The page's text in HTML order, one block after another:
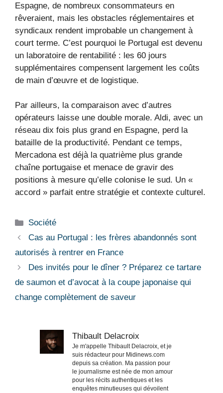
Espagne, de nombreux consommateurs en
rêveraient, mais les obstacles réglementaires et
syndicaux rendent improbable un changement à
court terme. C’est pourquoi le Portugal est devenu
un laboratoire de rentabilité : les 60 jours
supplémentaires compensent largement les coûts
de main d’œuvre et de logistique.
Par ailleurs, la comparaison avec d’autres
opérateurs laisse une double morale. Aldi, avec un
réseau dix fois plus grand en Espagne, perd la
bataille de la productivité. Pendant ce temps,
Mercadona est déjà la quatrième plus grande
chaîne portugaise et menace de gravir des
positions à mesure qu’elle colonise le sud. Un «
accord » parfait entre stratégie et contexte culturel.
Catégories
Société
Cas au Portugal : les frères abandonnés sont
autorisés à rentrer en France
Des invités pour le dîner ? Préparez ce tartare
de saumon et d’avocat à la coupe japonaise qui
change complètement de saveur
Thibault Delacroix
Je m'appelle Thibault Delacroix, et je
suis rédacteur pour Midinews.com
depuis sa création. Ma passion pour
le journalisme est née de mon amour
pour les récits authentiques et les
enquêtes minutieuses qui dévoilent